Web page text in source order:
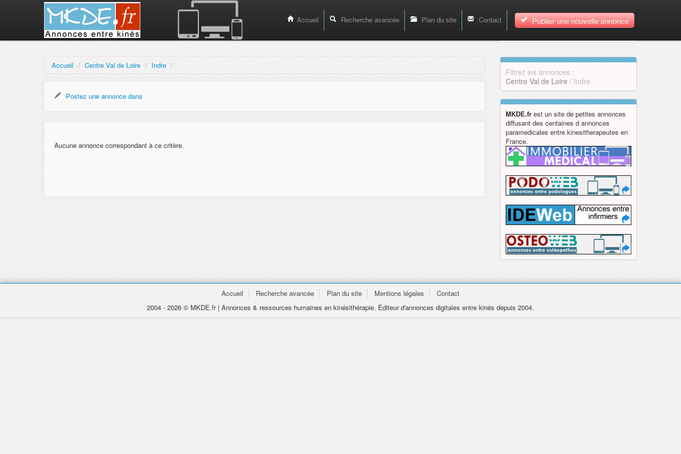
Publier une nouvelle annonce
Accueil Recherche avancée Plan du site Contact
Accueil / Centre Val de Loire / Indre /
Postez une annonce dans
Aucune annonce correspondant à ce critère.
Filtrez les annonces :
Centre Val de Loire / Indre
MKDE.fr est un site de petites annonces
diffusant des centaines d annonces
paramedicales entre kinesitherapeutes en
France.
Accueil Recherche avancée Plan du site Mentions légales
Contact
2004 - 2026 © MKDE.fr | Annonces & ressources humaines en kinésithérapie. Éditeur d'annonces digitales entre kinés depuis 2004.